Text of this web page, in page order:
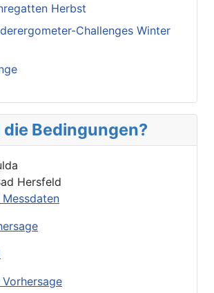
Herbst
Challenges Winter
die Bedingungen?
Hersfeld